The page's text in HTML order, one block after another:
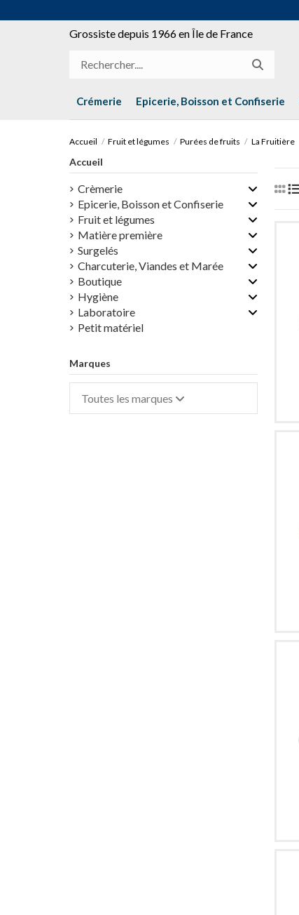
Grossiste depuis 1966 en Île de France
Crémerie Epicerie, Boisson et Confiserie
Accueil Fruit et légumes Purées de fruits La Fruitière
Accueil
Crèmerie
Epicerie, Boisson et Confiserie
Fruit et légumes
Matière première
Surgelés
Charcuterie, Viandes et Marée
Boutique
Hygiène
Laboratoire
Petit matériel
Marques
Toutes les marques